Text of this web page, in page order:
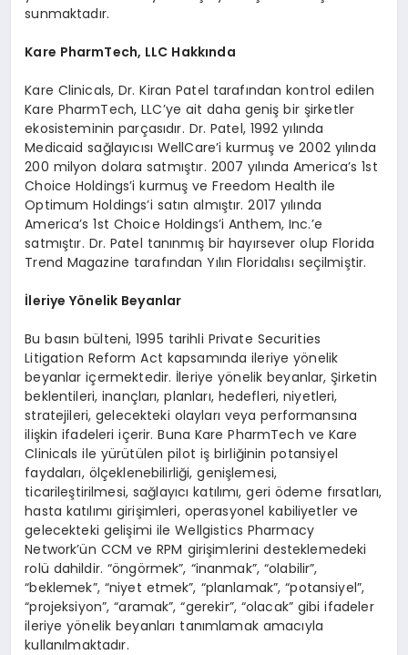
sunmaktadır.
Kare PharmTech, LLC Hakkında
Kare Clinicals, Dr. Kiran Patel tarafından kontrol edilen
Kare PharmTech, LLC’ye ait daha geniş bir şirketler
ekosisteminin parçasıdır. Dr. Patel, 1992 yılında
Medicaid sağlayıcısı WellCare’i kurmuş ve 2002 yılında
200 milyon dolara satmıştır. 2007 yılında America’s 1st
Choice Holdings’i kurmuş ve Freedom Health ile
Optimum Holdings’i satın almıştır. 2017 yılında
America’s 1st Choice Holdings’i Anthem, Inc.’e
satmıştır. Dr. Patel tanınmış bir hayırsever olup Florida
Trend Magazine tarafından Yılın Floridalısı seçilmiştir.
İleriye Yönelik Beyanlar
Bu basın bülteni, 1995 tarihli Private Securities
Litigation Reform Act kapsamında ileriye yönelik
beyanlar içermektedir. İleriye yönelik beyanlar, Şirketin
beklentileri, inançları, planları, hedefleri, niyetleri,
stratejileri, gelecekteki olayları veya performansına
ilişkin ifadeleri içerir. Buna Kare PharmTech ve Kare
Clinicals ile yürütülen pilot iş birliğinin potansiyel
faydaları, ölçeklenebilirliği, genişlemesi,
ticarileştirilmesi, sağlayıcı katılımı, geri ödeme fırsatları,
hasta katılımı girişimleri, operasyonel kabiliyetler ve
gelecekteki gelişimi ile Wellgistics Pharmacy
Network’ün CCM ve RPM girişimlerini desteklemedeki
rolü dahildir. “öngörmek”, “inanmak”, “olabilir”,
“beklemek”, “niyet etmek”, “planlamak”, “potansiyel”,
“projeksiyon”, “aramak”, “gerekir”, “olacak” gibi ifadeler
ileriye yönelik beyanları tanımlamak amacıyla
kullanılmaktadır.